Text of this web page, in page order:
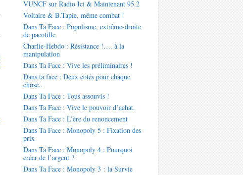
VUNCF sur Radio Ici & Maintenant 95.2
Voltaire & B.Tapie, même combat !
Dans Ta Face : Populisme, extrême-droite
de pacotille
Charlie-Hebdo : Résistance !…. à la
manipulation
Dans Ta Face : Vive les préliminaires !
Dans ta face : Deux cotés pour chaque
chose..
Dans Ta Face : Tous assouvis !
Dans Ta Face : Vive le pouvoir d’achat.
Dans Ta Face : L’ère du renoncement
Dans Ta Face : Monopoly 5 : Fixation des
prix
Dans Ta Face : Monopoly 4 : Pourquoi
créer de l’argent ?
Dans Ta Face : Monopoly 3 : la Survie